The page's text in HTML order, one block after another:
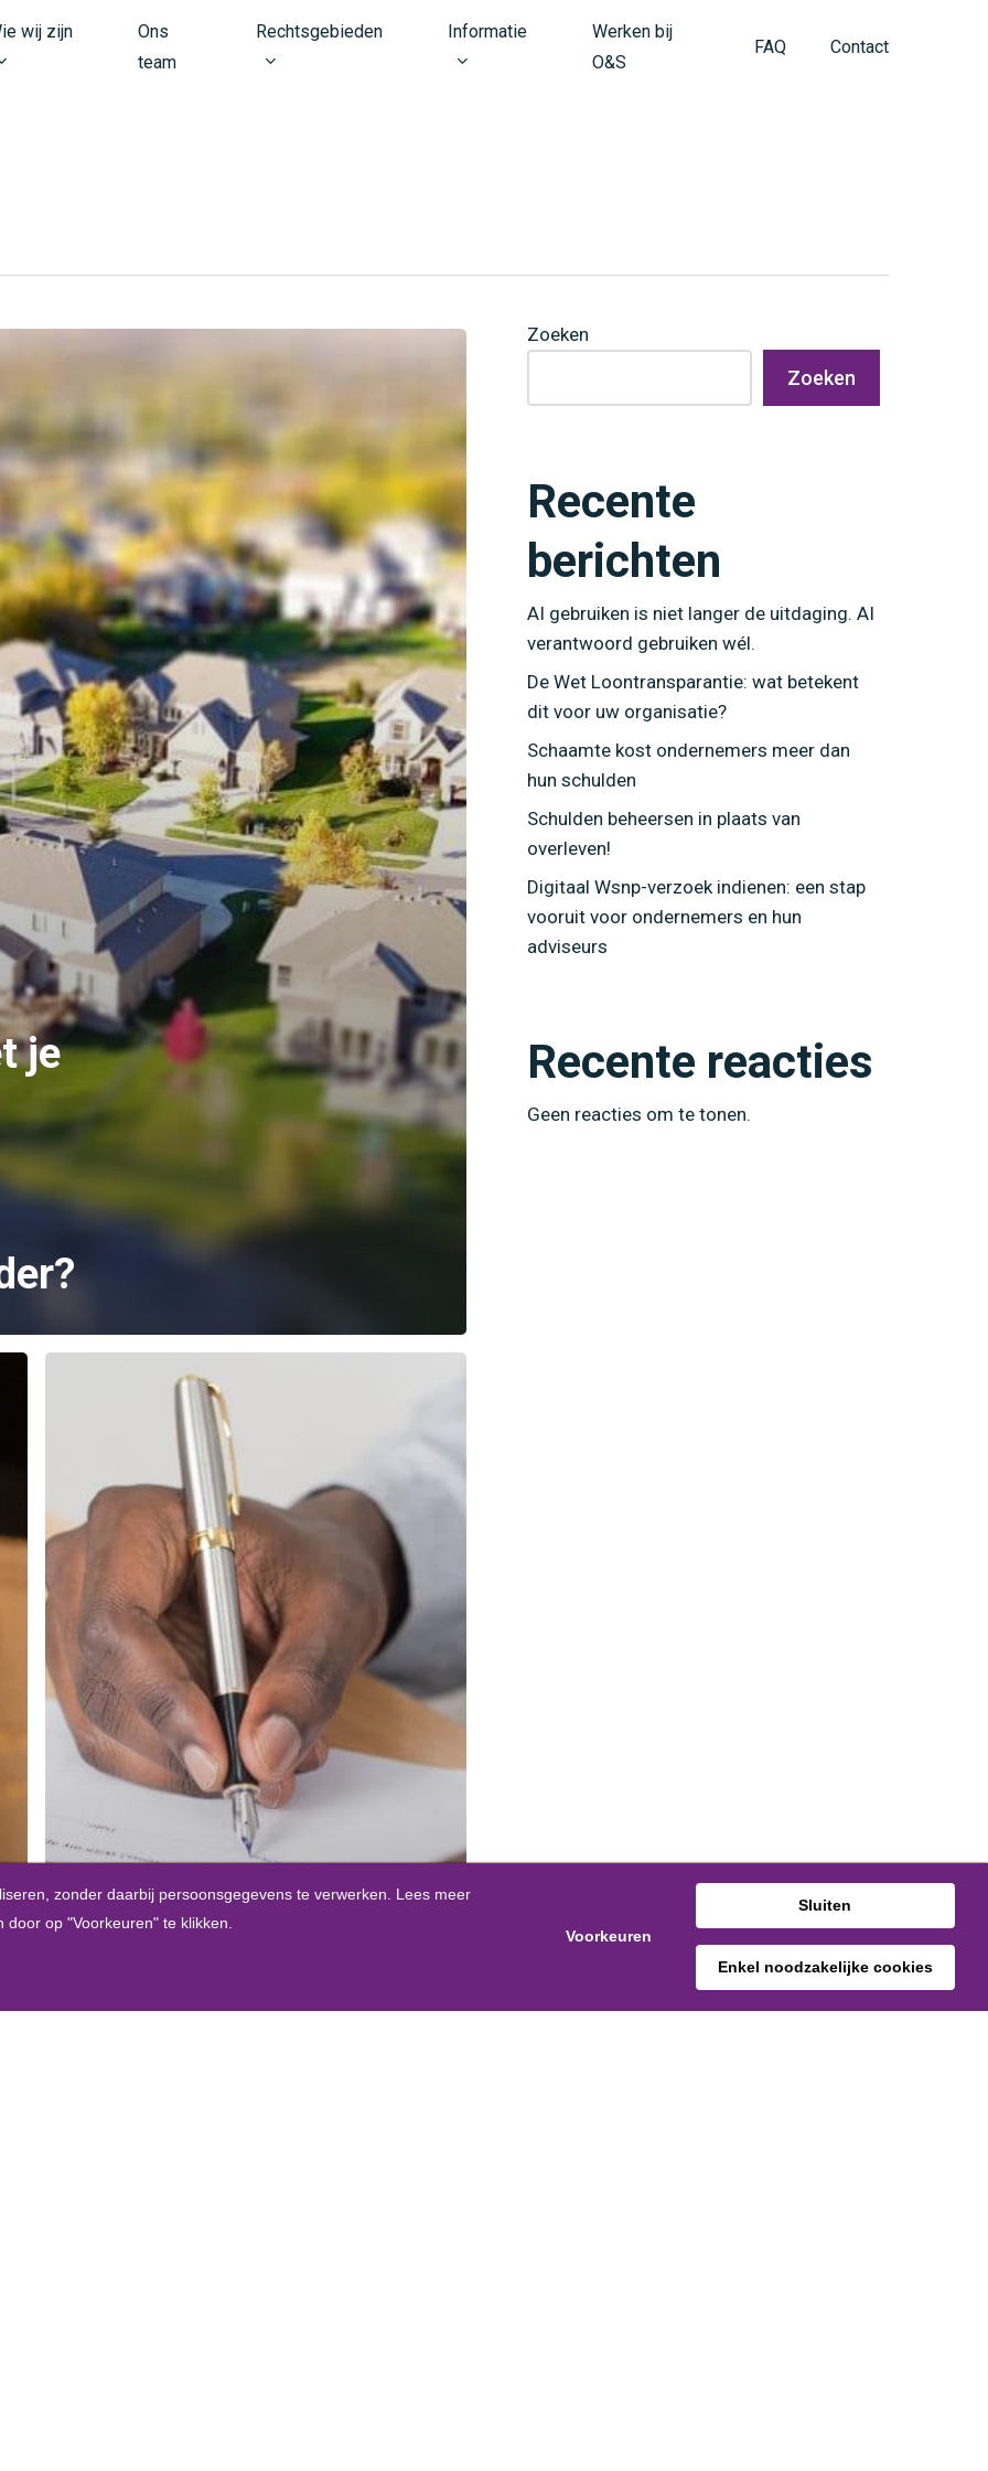
wij zijn
Ons
team
Rechtsgebieden Informatie
Werken bij
O&S
FAQ Contact
je
Zoeken
Zoeken
Recente
berichten
AI gebruiken is niet langer de uitdaging. AI
verantwoord gebruiken wél.
De Wet Loontransparantie: wat betekent
dit voor uw organisatie?
Schaamte kost ondernemers meer dan
hun schulden
Schulden beheersen in plaats van
overleven!
Digitaal Wsnp-verzoek indienen: een stap
vooruit voor ondernemers en hun
adviseurs
Recente reacties
Geen reacties om te tonen.